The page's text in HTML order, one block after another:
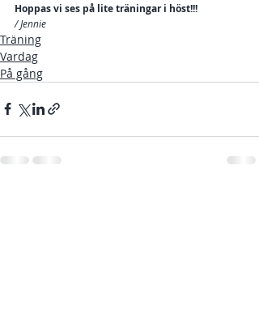
Hoppas vi ses på lite träningar i höst!!!
/ Jennie
Träning
Vardag
På gång